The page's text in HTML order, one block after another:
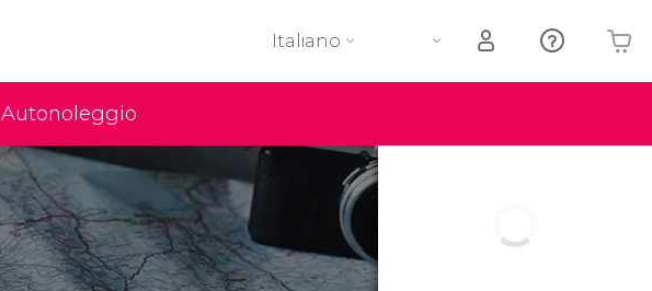
Autonoleggio
Italiano